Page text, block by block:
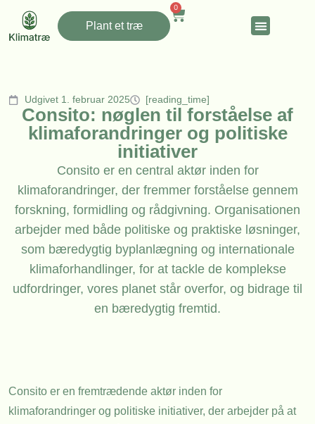
Plant et træ
0
Udgivet 1. februar 2025 [reading_time]
Consito: nøglen til forståelse af
klimaforandringer og politiske
initiativer
Consito er en central aktør inden for
klimaforandringer, der fremmer forståelse gennem
forskning, formidling og rådgivning. Organisationen
arbejder med både politiske og praktiske løsninger,
som bæredygtig byplanlægning og internationale
klimaforhandlinger, for at tackle de komplekse
udfordringer, vores planet står overfor, og bidrage til
en bæredygtig fremtid.
Consito er en fremtrædende aktør inden for
klimaforandringer og politiske initiativer, der arbejder på at